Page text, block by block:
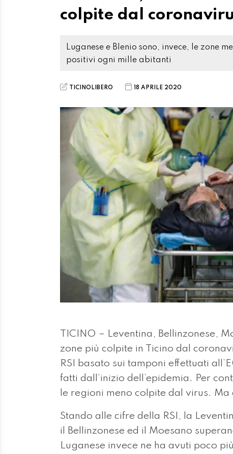
colpite dal
Luganese e Blenio sono, invece, le zone
positivi ogni mille abitanti
TICINOLIBERO 18 APRILE 2020
TICINO – Leventina, Bellinzonese,
zone più colpite in Ticino dal
RSI basato sui tamponi effettuati
fatti dall’inizio dell’epidemia. Per
le regioni meno colpite dal virus.
Stando alle cifre della RSI, la
il Bellinzonese ed il Moesano
Luganese invece ne ha avuti poco